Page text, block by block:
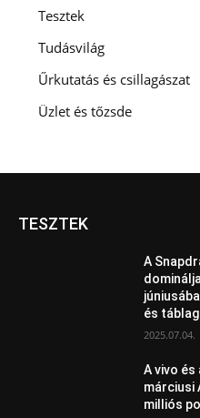
Tesztek
Tudásvilág
Űrkutatás és csillagászat
Üzlet és tőzsde
TESZTEK
A
és
2025.07.04.
A vivo
márciusi
milliós